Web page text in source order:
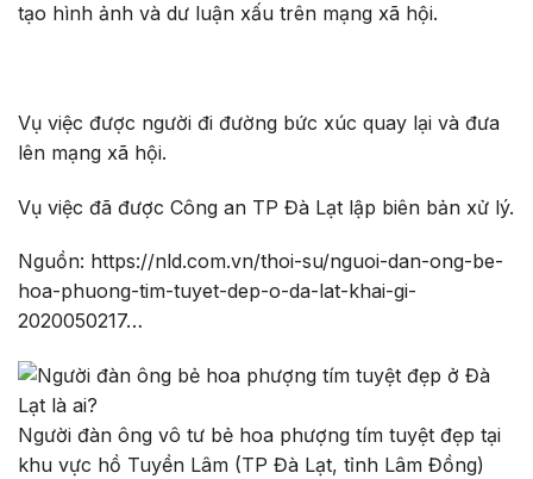
tạo hình ảnh và dư luận xấu trên mạng xã hội.
Vụ việc được người đi đường bức xúc quay lại và đưa
lên mạng xã hội.
Vụ việc đã được Công an TP Đà Lạt lập biên bản xử lý.
Nguồn: https://nld.com.vn/thoi-su/nguoi-dan-ong-be-
hoa-phuong-tim-tuyet-dep-o-da-lat-khai-gi-
2020050217…
Người đàn ông vô tư bẻ hoa phượng tím tuyệt đẹp tại
khu vực hồ Tuyền Lâm (TP Đà Lạt, tỉnh Lâm Đồng)